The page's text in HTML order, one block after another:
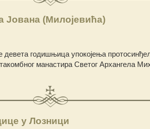
Јована (Милојевића)
девета годишњица упокојења
манастира Светог Архангела
у Лозници